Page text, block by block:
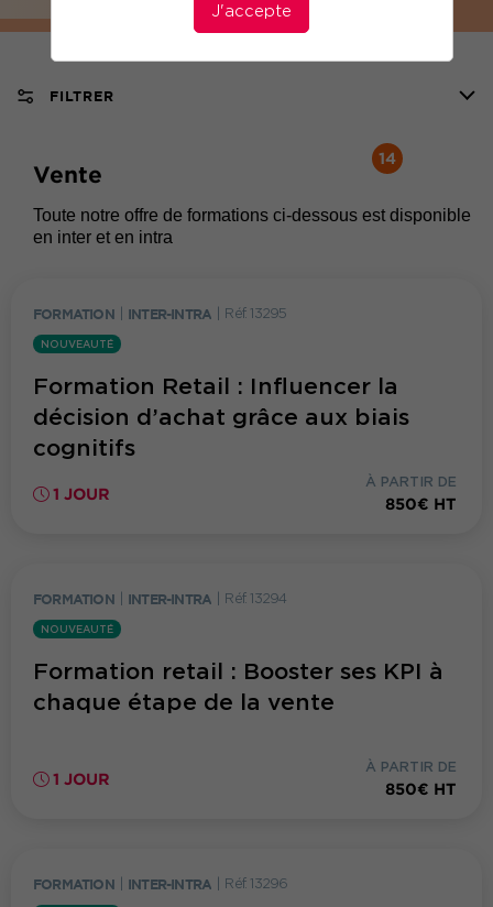
J'accepte
FILTRER
Vente
14
Toute notre offre de formations ci-dessous est disponible
en inter et en intra
FORMATION INTER-INTRA Réf. 13295
NOUVEAUTÉ
Formation Retail : Influencer la
décision d’achat grâce aux biais
cognitifs
1 JOUR
À PARTIR DE
850€ HT
FORMATION INTER-INTRA Réf. 13294
NOUVEAUTÉ
Formation retail : Booster ses KPI à
chaque étape de la vente
1 JOUR
À PARTIR DE
850€ HT
FORMATION INTER-INTRA Réf. 13296